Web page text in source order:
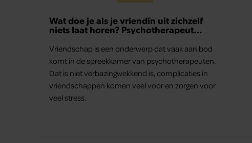
Wat doe je als je vriendin uit zichzelf
niets laat horen? Psychotherapeut
Vriendschap is een onderwerp dat vaak aan bod
komt in de spreekkamer van psychotherapeuten.
Dat is niet verbazingwekkend is, complicaties in
vriendschappen komen veel voor en zorgen voor
veel stress.